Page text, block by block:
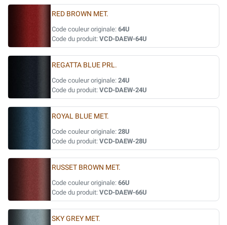
RED BROWN MET.
Code couleur originale: 64U
Code du produit: VCD-DAEW-64U
REGATTA BLUE PRL.
Code couleur originale: 24U
Code du produit: VCD-DAEW-24U
ROYAL BLUE MET.
Code couleur originale: 28U
Code du produit: VCD-DAEW-28U
RUSSET BROWN MET.
Code couleur originale: 66U
Code du produit: VCD-DAEW-66U
SKY GREY MET.